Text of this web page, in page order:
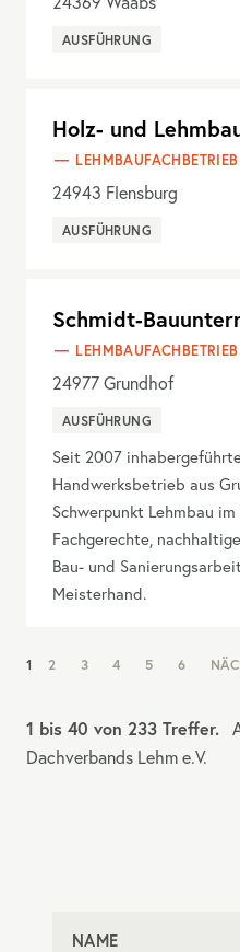
AUSFÜHRUNG
Holz- und
LEHMBAUFACHBETRIEB
24943 Flensburg
AUSFÜHRUNG
Schmidt-
LEHMBAUFACHBETRIEB
24977Grundhof
AUSFÜHRUNG
Seit 2007
Handwerksbetrieb aus
Schwerpunkt Lehmbau
Fachgerechte,
Bau- und
Meisterhand.
NAV:
1 2 3 4 5 6
1 bis 40 von 233 Treffer.
Dachverbands Lehm e.V.
NAME